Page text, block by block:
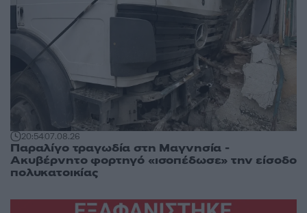
20:5407.08.26
Παραλίγο τραγωδία στη Μαγνησία -
Ακυβέρνητο φορτηγό «ισοπέδωσε» την είσοδο
πολυκατοικίας